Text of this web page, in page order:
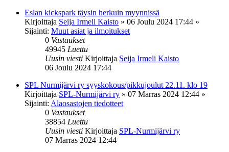
Eslan kickspark täysin herkuin myynnissä
Kirjoittaja Seija Irmeli Kaisto » 06 Joulu 2024 17:44 »
Sijainti: Muut asiat ja ilmoitukset
0 Vastaukset
49945 Luettu
Uusin viesti Kirjoittaja Seija Irmeli Kaisto
06 Joulu 2024 17:44
SPL Nurmijärvi ry syyskokous/pikkujoulut 22.11. klo 19
Kirjoittaja SPL-Nurmijärvi ry » 07 Marras 2024 12:44 »
Sijainti: Alaosastojen tiedotteet
0 Vastaukset
38854 Luettu
Uusin viesti Kirjoittaja SPL-Nurmijärvi ry
07 Marras 2024 12:44